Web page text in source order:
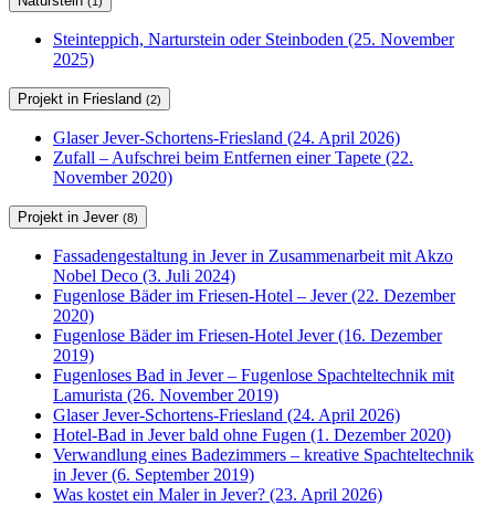
Steinteppich, Narturstein oder Steinboden (25. November
2025)
Projekt in Friesland (2)
Glaser Jever-Schortens-Friesland (24. April 2026)
Zufall – Aufschrei beim Entfernen einer Tapete (22.
November 2020)
Projekt in Jever (8)
Fassadengestaltung in Jever in Zusammenarbeit mit Akzo
Nobel Deco (3. Juli 2024)
Fugenlose Bäder im Friesen-Hotel – Jever (22. Dezember
2020)
Fugenlose Bäder im Friesen-Hotel Jever (16. Dezember
2019)
Fugenloses Bad in Jever – Fugenlose Spachteltechnik mit
Lamurista (26. November 2019)
Glaser Jever-Schortens-Friesland (24. April 2026)
Hotel-Bad in Jever bald ohne Fugen (1. Dezember 2020)
Verwandlung eines Badezimmers – kreative Spachteltechnik
in Jever (6. September 2019)
Was kostet ein Maler in Jever? (23. April 2026)